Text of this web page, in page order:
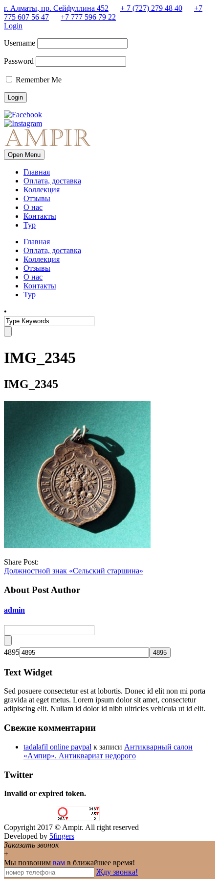
г. Алматы, пр. Сейфуллина 452 + 7 (727) 279 48 40
+7
775 607 56 47
+7 777 596 79 22
Login
Username
Password
Remember Me
Open Menu
Главная
Оплата, доставка
Коллекция
Отзывы
О нас
Контакты
Тур
Главная
Оплата, доставка
Коллекция
Отзывы
О нас
Контакты
Тур
•
IMG_2345
IMG_2345
Share Post:
Должностной знак «Сельский старшина»
About Post Author
admin
4895
Text Widget
Sed posuere consectetur est at lobortis. Donec id elit non mi porta
gravida at eget metus. Lorem ipsum dolor sit amet, consectetur
adipiscing elit. Nullam id dolor id nibh ultricies vehicula ut id elit.
Свежие комментарии
tadalafil online paypal к записи Антикварный салон
«Ампир». Антиквариат недорого
Twitter
Invalid or expired token.
Copyright 2017 © Ampir. All right reserved
Developed by 5fingers
Заказать звонок
+
Мы позвоним вам в ближайшее время!
Жду звонка!